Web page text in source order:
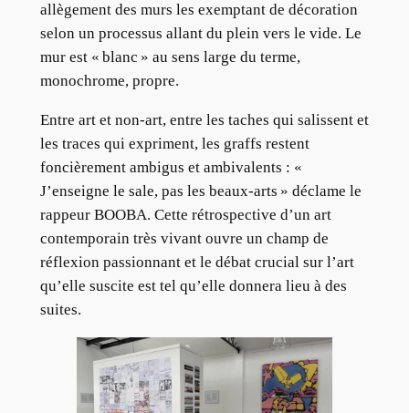
allègement des murs les exemptant de décoration
selon un processus allant du plein vers le vide. Le
mur est « blanc » au sens large du terme,
monochrome, propre.
Entre art et non-art, entre les taches qui salissent et
les traces qui expriment, les graffs restent
foncièrement ambigus et ambivalents : «
J’enseigne le sale, pas les beaux-arts » déclame le
rappeur BOOBA. Cette rétrospective d’un art
contemporain très vivant ouvre un champ de
réflexion passionnant et le débat crucial sur l’art
qu’elle suscite est tel qu’elle donnera lieu à des
suites.